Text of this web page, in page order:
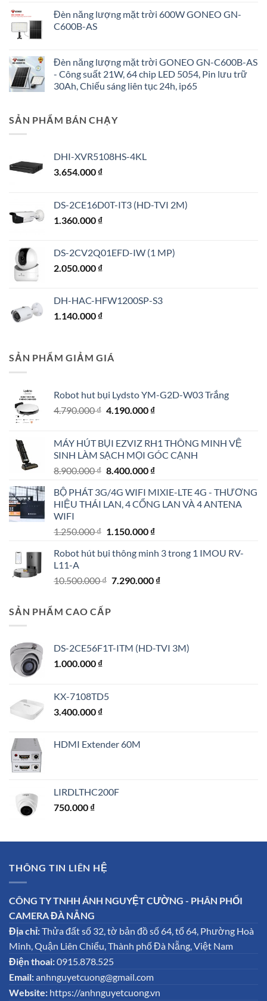
Đèn năng lượng mặt trời 600W GONEO GN-
C600B-AS
Đèn năng lượng mặt trời GONEO GN-C600B-AS
- Công suất 21W, 64 chip LED 5054, Pin lưu trữ
30Ah, Chiếu sáng liên tục 24h, ip65
SẢN PHẨM BÁN CHẠY
DHI-XVR5108HS-4KL
3.654.000 ₫
DS-2CE16D0T-IT3 (HD-TVI 2M)
1.360.000 ₫
DS-2CV2Q01EFD-IW (1 MP)
2.050.000 ₫
DH-HAC-HFW1200SP-S3
1.140.000 ₫
SẢN PHẨM GIẢM GIÁ
Robot hut bụi Lydsto YM-G2D-W03 Trắng
4.790.000₫ Giá
4.790.000 ₫.
4.190.000 ₫Giá
là:
4.190.000 ₫.
MÁY HÚT BỤI EZVIZ RH1 THÔNG MINH VỆ
SINH LÀM SẠCH MỌI GÓC CẠNH
8.900.000₫ Giá
là:
8.900.000 ₫.
8.400.000 ₫Giá
tại
là:
BỘ PHÁT 3G/4G WIFI MIXIE-LTE 4G - THƯƠNG
HIỆU THÁI LAN, 4 CỔNG LAN VÀ 4 ANTENA
WIFI
1.250.000₫ Giá
là:
1.150.000 ₫Giá
tại
1.150.000 ₫.
Robot hút bụi thông minh 3 trong 1 IMOU RV-
L11-A
10.500.000₫ Giá
7.290.000 ₫Giá
SẢN PHẨM CAO CẤP
DS-2CE56F1T-ITM (HD-TVI 3M)
1.000.000 ₫
KX-7108TD5
3.400.000 ₫
HDMI Extender 60M
LIRDLTHC200F
750.000 ₫
THÔNG TIN LIÊN HỆ
CÔNG TY TNHH ÁNH NGUYỆT CƯỜNG - PHÂN PHỐI
CAMERA ĐÀ NẴNG
Địa chỉ:Thửa đất số 32, tờ bản đồ số 64, tổ 64, Phường Hoà
Minh, Quận Liên Chiểu, Thành phố Đà Nẵng, Việt Nam
Điện thoai:0915.878.525
Email:anhnguyetcuong@gmail.com
Website: https://anhnguyetcuong.vn